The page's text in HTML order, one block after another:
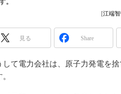
ジアの新トレンド
る
ア”が仕掛けた社内
日
。
[江端
見る Share
て電力会社は、原子力発電を